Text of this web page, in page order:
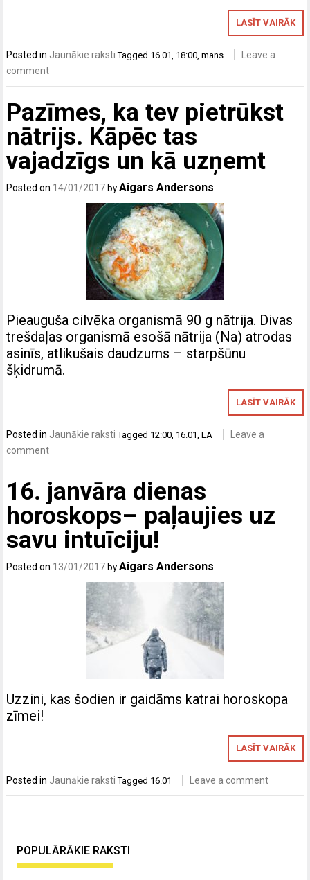
LASĪT VAIRĀK
Posted in Jaunākie raksti Tagged 16.01, 18:00,mans
Leave a
comment
Pazīmes, ka tev pietrūkst
nātrijs. Kāpēc tas
vajadzīgs un kā uzņemt
Posted on 14/01/2017 byAigars Andersons
Pieauguša cilvēka organismā 90 g nātrija. Divas
trešdaļas organismā esošā nātrija (Na) atrodas
asinīs, atlikušais daudzums – starpšūnu
šķidrumā.
LASĪT VAIRĀK
Posted in Jaunākie raksti Tagged 12:00 16.01 ,LA
Leave a
comment
16. janvāra dienas
horoskops– paļaujies uz
savu intuīciju!
Posted on 13/01/2017 byAigars Andersons
Uzzini, kas šodien ir gaidāms katrai horoskopa
zīmei!
LASĪT VAIRĀK
Posted in Jaunākie raksti Tagged 16.01 Leave a comment
POPULĀRĀKIE RAKSTI